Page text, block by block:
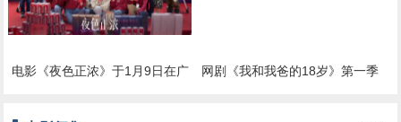
电影《夜色正浓》于1月9日在广
网剧《我和我爸的18岁》第一季